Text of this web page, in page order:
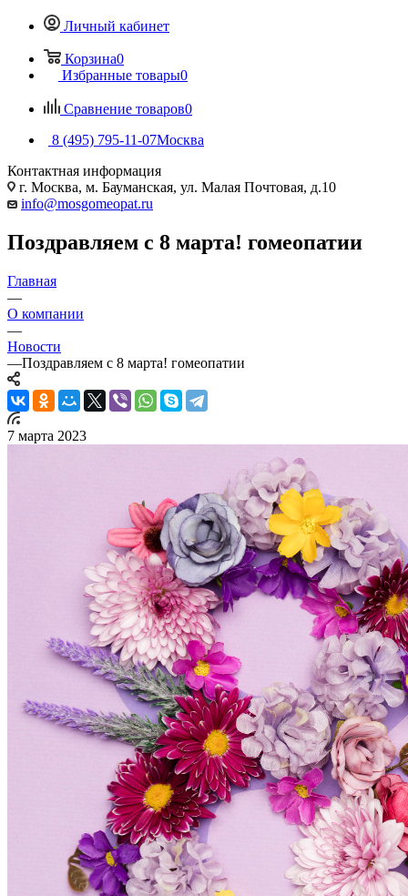
Личный кабинет
Корзина0
Избранные товары0
Сравнение товаров0
8 (495) 795-11-07Москва
Контактная информация
г. Москва, м. Бауманская, ул. Малая Почтовая, д.10
info@mosgomeopat.ru
Поздравляем с 8 марта! гомеопатии
Главная
—
О компании
—
Новости
—Поздравляем с 8 марта! гомеопатии
7 марта 2023